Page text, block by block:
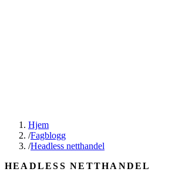
Hjem
/Fagblogg
/Headless netthandel
HEADLESS NETTHANDEL